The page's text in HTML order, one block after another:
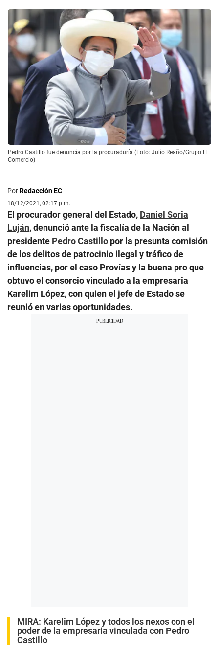
Pedro Castillo fue denuncia por la procuraduría (Foto: Julio Reaño/Grupo El
Comercio)
PorRedacción EC
18/12/2021, 02:17 p.m.
El procurador general del Estado, Daniel Soria
Luján, denunció ante la fiscalía de la Nación al
presidente Pedro Castillo por la presunta comisión
de los delitos de patrocinio ilegal y tráfico de
influencias, por el caso Provías y la buena pro que
obtuvo el consorcio vinculado a la empresaria
Karelim López, con quien el jefe de Estado se
reunió en varias oportunidades.
MIRA: Karelim López y todos los nexos con el
poder de la empresaria vinculada con Pedro
Castillo